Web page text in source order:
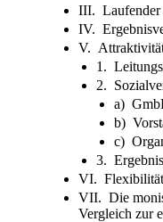
III. Laufender
IV.
V.
1.
2.
a)
b)
c)
3. Ergebnis
VI. Flexibilität
VII. Die
Vergleich zur